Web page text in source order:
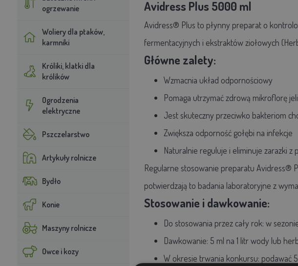
ogrzewanie
Woliery dla ptaków,
karmniki
Króliki, klatki dla
królików
Ogrodzenia
elektryczne
Pszczelarstwo
Artykuły rolnicze
Bydło
Konie
Maszyny rolnicze
Owce i kozy
Avidress Plus 5000 ml
Avidress® Plus to płynny preparat o
fermentacyjnych i ekstraktów ziołowych
Główne zalety:
Wzmacnia układ odpornościowy
Pomaga utrzymać zdrową mikroflorę
Jest skuteczny przeciwko bakteriom
Zwiększa odpornośćgołębi na infekcje
Naturalnie reguluje i eliminuje zarazki z
Regularne stosowanie preparatu Avidress®
potwierdzają to badania laboratoryjne z
Stosowanie i dawkowanie:
Do stosowania przez cały rok: w
Dawkowanie: 5 ml na 1 litr wody lub
W okresie trwania konkursu: podawać